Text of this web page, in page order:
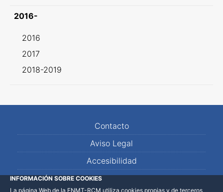
2016-
2016
2017
2018-2019
Contacto
Aviso Legal
Accesibilidad
Mapa Web
INFORMACIÓN SOBRE COOKIES
La página Web de la FNMT-RCM utiliza cookies propias y de terceros